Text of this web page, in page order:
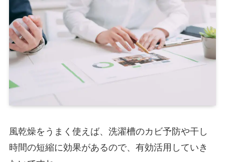
風乾燥をうまく使えば、洗濯槽のカビ予防や干し
時間の短縮に効果があるので、有効活用していき